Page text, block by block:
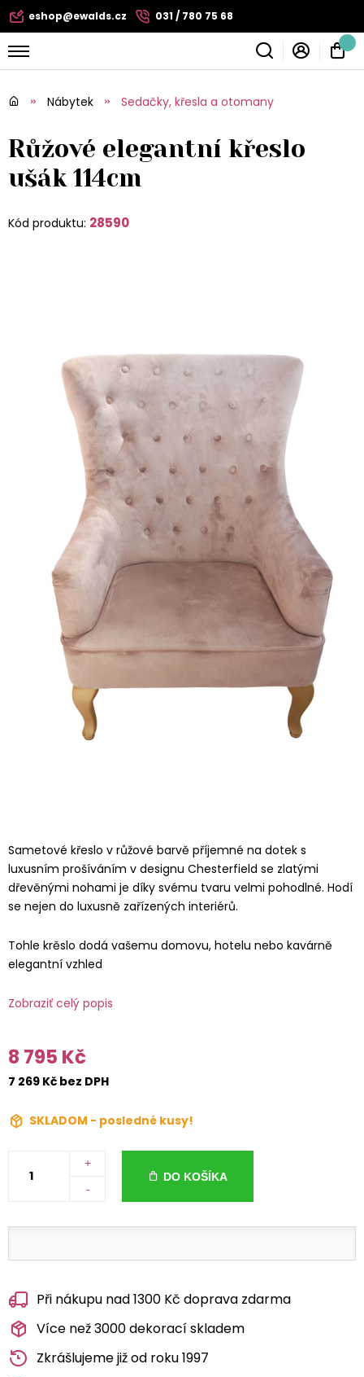
eshop@ewalds.cz 031 / 780 75 68
Nábytek Sedačky, křesla a otomany
Růžové elegantní křeslo
ušák 114cm
Kód produktu: 28590
Sametové křeslo v růžové barvě příjemné na dotek s
luxusním prošíváním v designu Chesterfield se zlatými
dřevěnými nohami je díky svému tvaru velmi pohodlné. Hodí
se nejen do luxusně zařízených interiérů.
Tohle krěslo dodá vašemu domovu, hotelu nebo kavárně
elegantní vzhled
Zobraziť celý popis
8 795 Kč
7 269 Kč bez DPH
SKLADOM - posledné kusy!
+
-
DO KOŠÍKA
Při nákupu nad 1300 Kč doprava zdarma
Více než 3000 dekorací skladem
Zkrášlujeme již od roku 1997